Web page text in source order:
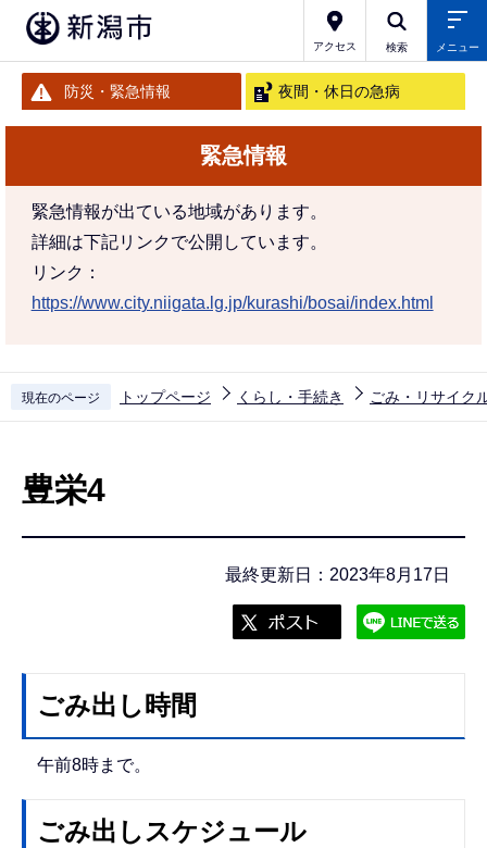
アクセス 検索 メニュー
防災・緊急情報 夜間・休日の急病
緊急情報
緊急情報が出ている地域があります。
詳細は下記リンクで公開しています。
リンク：
https://www.city.niigata.lg.jp/kurashi/bosai/index.html
現在のページ トップページ くらし・手続き ごみ・リサイク
豊栄4
最終更新日：2023年8月17日
ごみ出し時間
午前8時まで。
ごみ出しスケジュール